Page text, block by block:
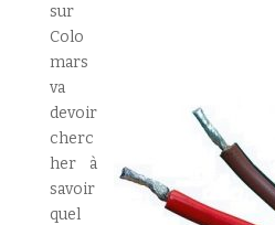
sur
Colo
mars
va
devoir
cherc
her à
savoir
quel